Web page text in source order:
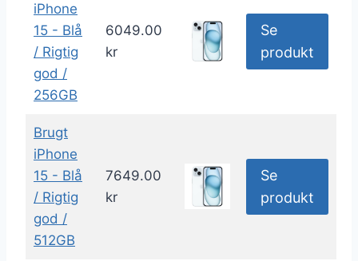
iPhone
15 - Blå
/ Rigtig
god /
256GB
6049.00
kr
Se
produkt
Brugt
iPhone
15 - Blå
/ Rigtig
god /
512GB
7649.00
kr
Se
produkt